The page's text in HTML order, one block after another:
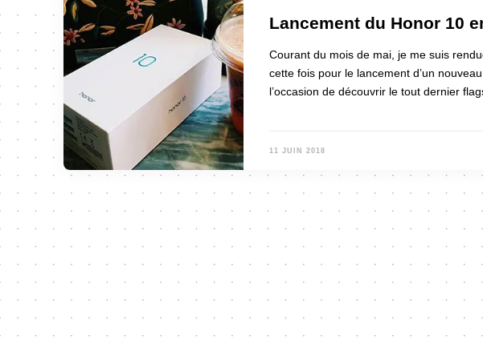
Lancement du Honor 10
Courant du mois de mai, je me suis
cette fois pour le lancement d’un
l’occasion de découvrir le tout dernier
11 JUIN 2018